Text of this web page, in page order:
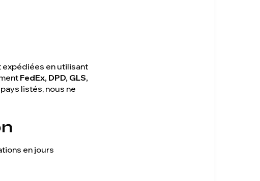
expédiées en utilisant
FedEx, DPD, GLS,
listés, nous ne
en jours